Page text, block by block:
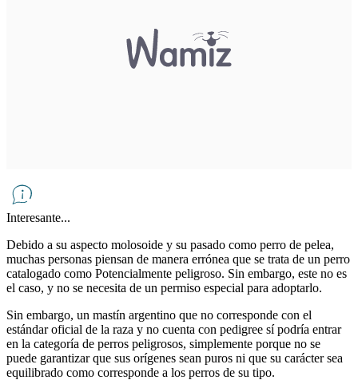
Interesante...
Debido a su aspecto molosoide y su pasado como perro de pelea,
muchas personas piensan de manera errónea que se trata de un perro
catalogado como Potencialmente peligroso. Sin embargo, este no es
el caso, y no se necesita de un permiso especial para adoptarlo.
Sin embargo, un mastín argentino que no corresponde con el
estándar oficial de la raza y no cuenta con pedigree sí podría entrar
en la categoría de perros peligrosos, simplemente porque no se
puede garantizar que sus orígenes sean puros ni que su carácter sea
equilibrado como corresponde a los perros de su tipo.